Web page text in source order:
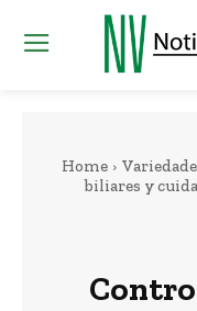
Home
biliares y